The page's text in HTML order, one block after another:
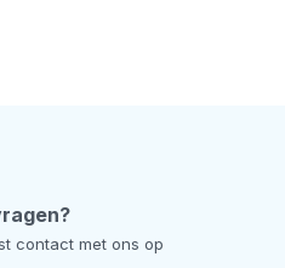
contact met ons op